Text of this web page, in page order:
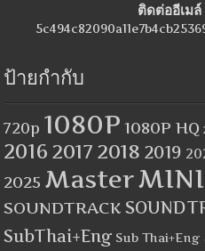
ติดต่ออีเม
ป้ายกำกับ
720p 1080P 1080P HQ
2016 2017 2018 2019
2025 Master
SOUNDTRACK
SubThai+Eng Sub Thai+Eng